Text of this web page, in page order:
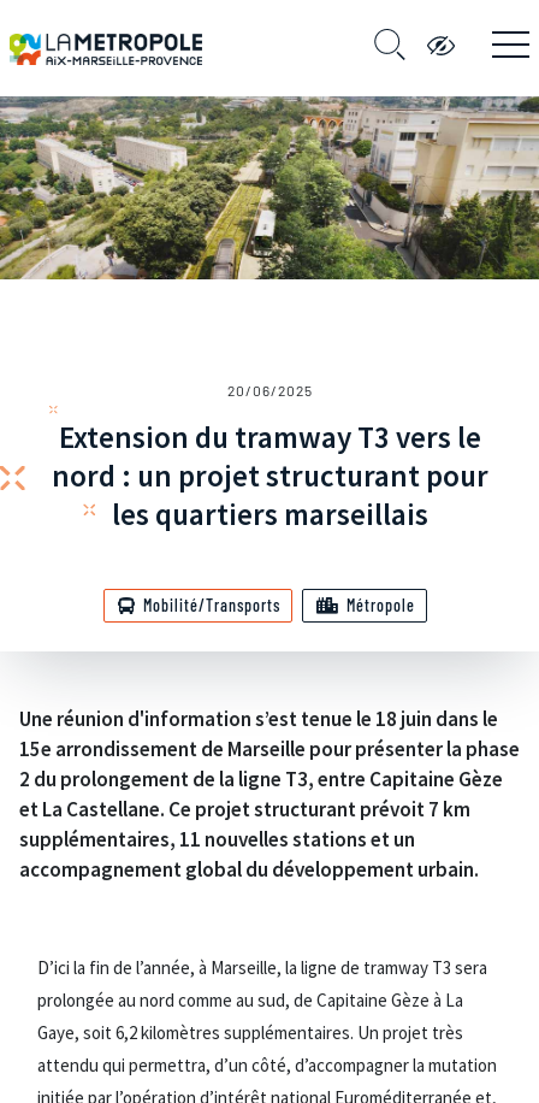
20/06/2025
Extension du tramway T3 vers le
nord : un projet structurant pour
les quartiers marseillais
Mobilité/Transports Métropole
Une réunion d'information s’est tenue le 18 juin dans le
15e arrondissement de Marseille pour présenter la phase
2 du prolongement de la ligne T3, entre Capitaine Gèze
et La Castellane. Ce projet structurant prévoit 7 km
supplémentaires, 11 nouvelles stations et un
accompagnement global du développement urbain.
D’ici la fin de l’année, à Marseille, la ligne de tramway T3 sera
prolongée au nord comme au sud, de Capitaine Gèze à La
Gaye, soit 6,2 kilomètres supplémentaires. Un projet très
attendu qui permettra, d’un côté, d’accompagner la mutation
initiée par l’opération d’intérêt national Euroméditerranée et,